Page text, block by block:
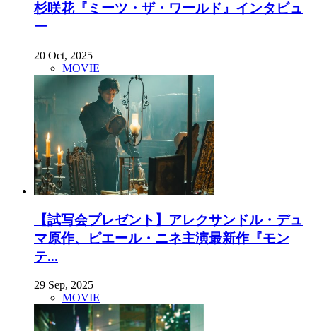
杉咲花『ミーツ・ザ・ワールド』インタビュ
ー
20 Oct, 2025
MOVIE
【試写会プレゼント】アレクサンドル・デュ
マ原作、ピエール・ニネ主演最新作『モン
テ...
29 Sep, 2025
MOVIE